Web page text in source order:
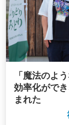
「魔法のよ
効率化がで
まれた